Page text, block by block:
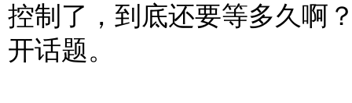
控制了，到底还要等多久啊
开话题。